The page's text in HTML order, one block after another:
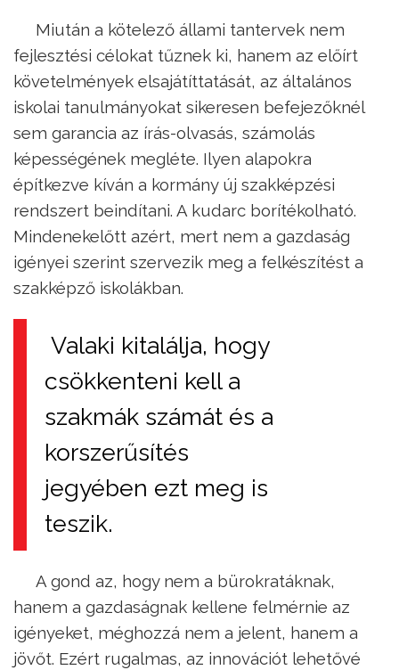
Miután a kötelező állami tantervek nem
fejlesztési célokat tűznek ki, hanem az előírt
követelmények elsajátíttatását, az általános
iskolai tanulmányokat sikeresen befejezőknél
sem garancia az írás-olvasás, számolás
képességének megléte. Ilyen alapokra
építkezve kíván a kormány új szakképzési
rendszert beindítani. A kudarc borítékolható.
Mindenekelőtt azért, mert nem a gazdaság
igényei szerint szervezik meg a felkészítést a
szakképző iskolákban.
Valaki kitalálja, hogy
csökkenteni kell a
szakmák számát és a
korszerűsítés
jegyében ezt meg is
teszik.
A gond az, hogy nem a bürokratáknak,
hanem a gazdaságnak kellene felmérnie az
igényeket, méghozzá nem a jelent, hanem a
jövőt. Ezért rugalmas, az innovációt lehetővé